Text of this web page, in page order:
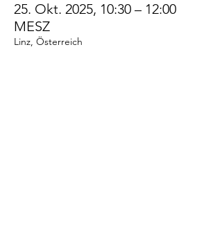
25. Okt. 2025, 10:30 – 12:00
MESZ
Linz, Österreich